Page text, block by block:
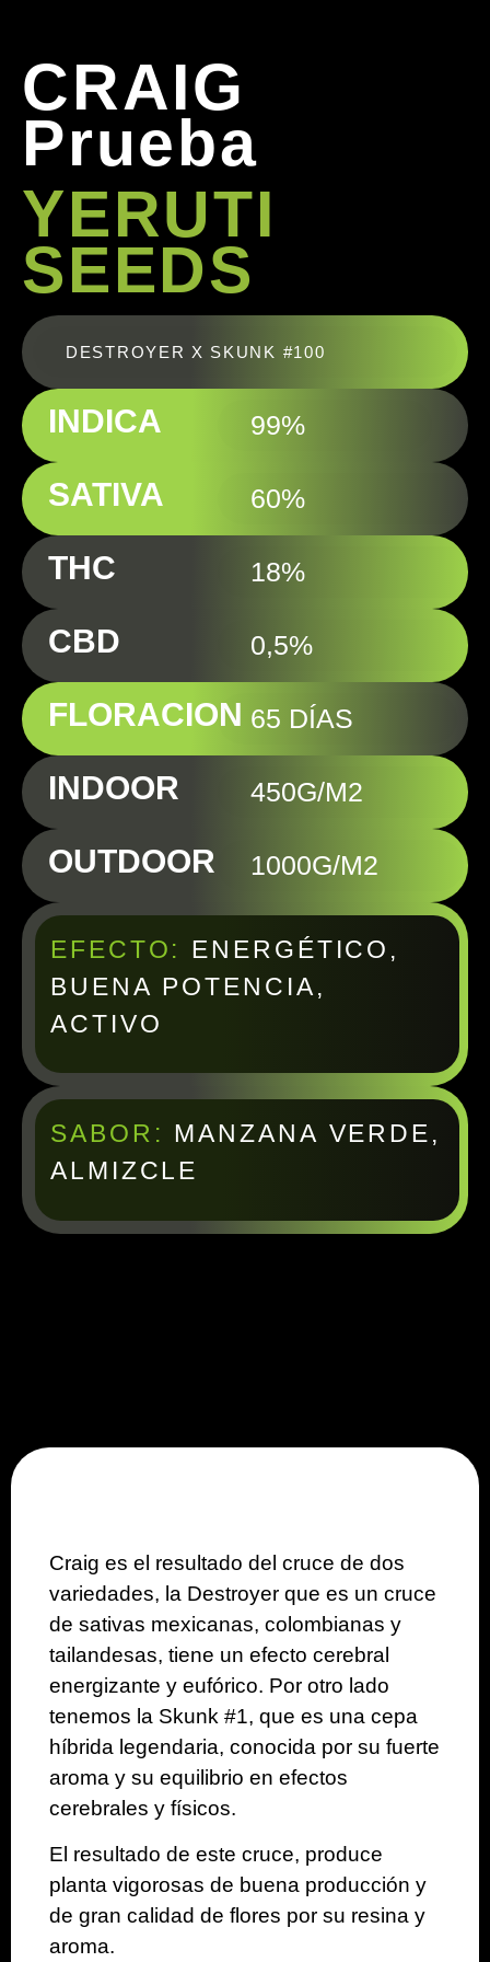
CRAIG
Prueba
YERUTI
SEEDS
DESTROYER X SKUNK #100
INDICA 99%
SATIVA 60%
THC 18%
CBD 0,5%
FLORACION 65 DÍAS
INDOOR 450G/M2
OUTDOOR 1000G/M2
EFECTO: ENERGÉTICO,
BUENA POTENCIA,
ACTIVO
SABOR: MANZANA VERDE,
ALMIZCLE
Craig es el resultado del cruce de dos
variedades, la Destroyer que es un cruce
de sativas mexicanas, colombianas y
tailandesas, tiene un efecto cerebral
energizante y eufórico. Por otro lado
tenemos la Skunk #1, que es una cepa
híbrida legendaria, conocida por su fuerte
aroma y su equilibrio en efectos
cerebrales y físicos.
El resultado de este cruce, produce
planta vigorosas de buena producción y
de gran calidad de flores por su resina y
aroma.